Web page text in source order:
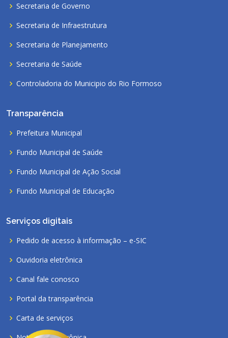
Secretaria de Governo
Secretaria de Infraestrutura
Secretaria de Planejamento
Secretaria de Saúde
Controladoria do Municipio do Rio Formoso
Transparência
Prefeitura Municipal
Fundo Municipal de Saúde
Fundo Municipal de Ação Social
Fundo Municipal de Educação
Serviços digitais
Pedido de acesso à informação – e-SIC
Ouvidoria eletrônica
Canal fale conosco
Portal da transparência
Carta de serviços